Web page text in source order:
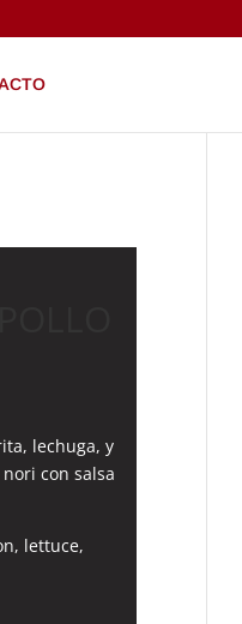
lechuga, y
con salsa
lettuce,